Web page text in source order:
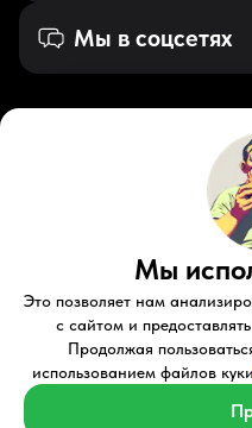
Мы в соцсетях
ZenYoutube
Правовые
© 2026 Perfluence
Политика
Мы
Это позволяет нам
с сайтом и
Продолжая
использованием файлов